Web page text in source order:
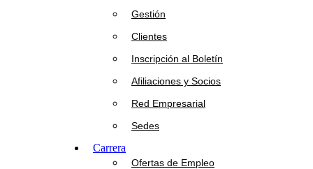
Gestión
Clientes
Inscripción al Boletín
Afiliaciones y Socios
Red Empresarial
Sedes
Carrera
Ofertas de Empleo